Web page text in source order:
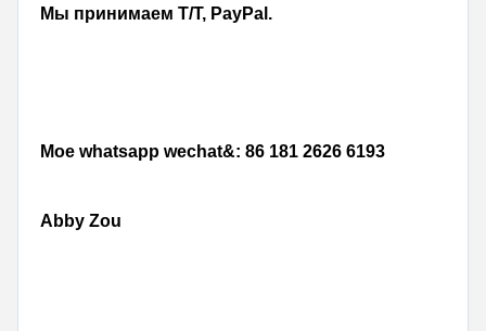
Мы принимаем T/T, PayPal.
Мое whatsapp wechat&: 86 181 2626 6193
Abby Zou